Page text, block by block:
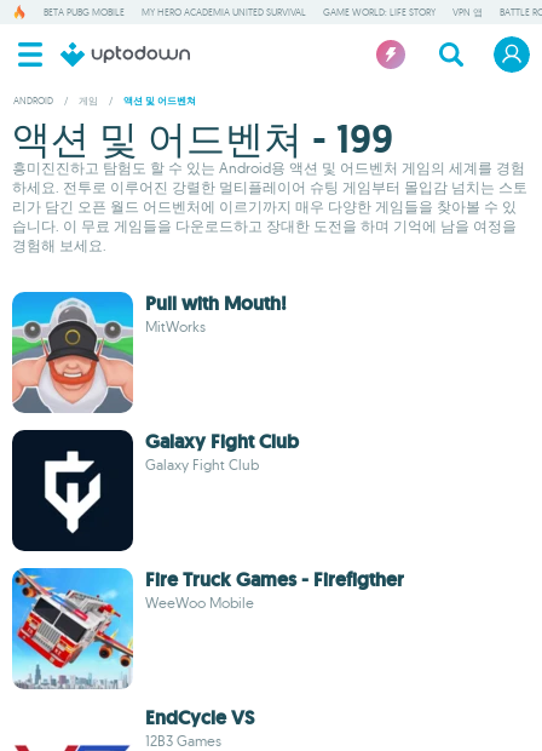
BETA PUBG MOBILE MY HERO ACADEMIA UNITED SURVIVAL GAME WORLD: LIFE STORY VPN 앱 BATTLE
ANDROID / 게임 / 액션 및 어드벤쳐
액션 및 어드벤쳐 - 199
흥미진진하고 탐험도 할 수 있는 Android용 액션 및 어드벤처 게임의 세계를 경험
하세요. 전투로 이루어진 강렬한 멀티플레이어 슈팅 게임부터 몰입감 넘치는 스토
리가 담긴 오픈 월드 어드벤처에 이르기까지 매우 다양한 게임들을 찾아볼 수 있
습니다. 이 무료 게임들을 다운로드하고 장대한 도전을 하며 기억에 남을 여정을
경험해 보세요.
Pull with Mouth!
MitWorks
Galaxy Fight Club
Galaxy Fight Club
Fire Truck Games - Firefigther
WeeWoo Mobile
EndCycle VS
12B3 Games